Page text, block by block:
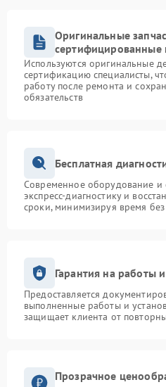
Оригинальные
сертифицированные
Используются оригинальные
сертификацию специалисты,
работу после ремонта и
обязательств
Бесплатная
Современное оборудование и
экспресс-диагностику и
сроки, минимизируя время без
Гарантия на работы
Предоставляется
выполненные работы и
защищает клиента от
Прозрачное